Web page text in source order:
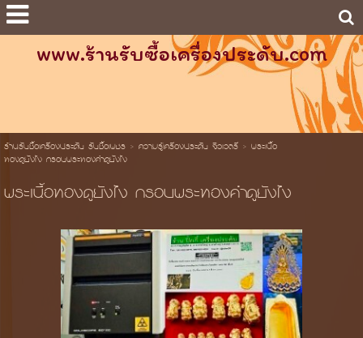
www.ร้านรับซื้อเครื่องประดับ.com
ร้านรับซื้อเครื่องประดับ รับซื้อเพชร> ความรู้เครื่องประดับ จิวเวลรี่> พระเนื้อ
ทองดูยังไง กรอบพระทองคำดูยังไง
พระเนื้อทองดูยังไง กรอบพระทองคำดูยังไง